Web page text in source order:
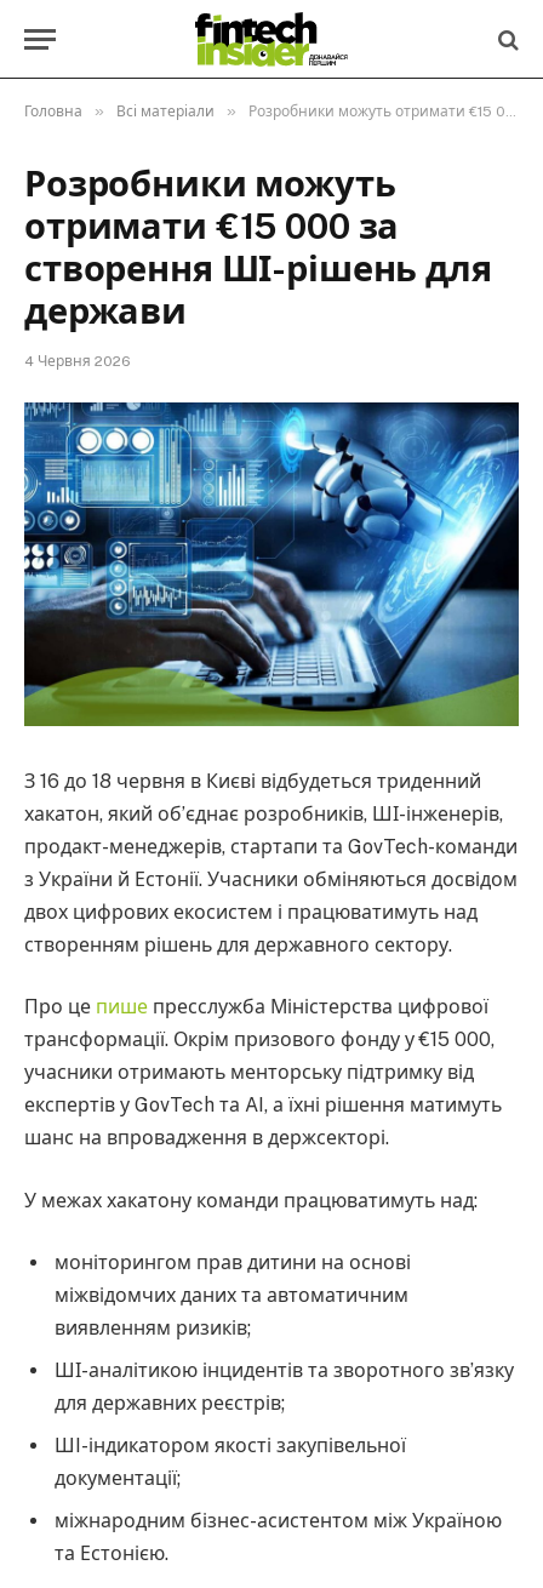
Головна » Всі матеріали » Розробники можуть отримати €15 000 за створення ШІ-рішень для держави
Розробники можуть
отримати €15 000 за
створення ШІ-рішень для
держави
4 Червня 2026
З 16 до 18 червня в Києві відбудеться триденний
хакатон, який об’єднає розробників, ШІ-інженерів,
продакт-менеджерів, стартапи та GovTech-команди
з України й Естонії. Учасники обміняються досвідом
двох цифрових екосистем і працюватимуть над
створенням рішень для державного сектору.
Про це пише пресслужба Міністерства цифрової
трансформації. Окрім призового фонду у €15 000,
учасники отримають менторську підтримку від
експертів у GovTech та AI, а їхні рішення матимуть
шанс на впровадження в держсекторі.
У межах хакатону команди працюватимуть над:
моніторингом прав дитини на основі
міжвідомчих даних та автоматичним
виявленням ризиків;
ШІ-аналітикою інцидентів та зворотного звʼязку
для державних реєстрів;
ШI-індикатором якості закупівельної
документації;
міжнародним бізнес-асистентом між Україною
та Естонією.